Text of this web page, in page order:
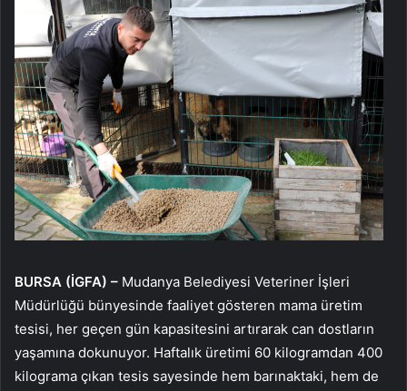
BURSA (İGFA) – Mudanya Belediyesi Veteriner İşleri
Müdürlüğü bünyesinde faaliyet gösteren mama üretim
tesisi, her geçen gün kapasitesini artırarak can dostların
yaşamına dokunuyor. Haftalık üretimi 60 kilogramdan 400
kilograma çıkan tesis sayesinde hem barınaktaki, hem de